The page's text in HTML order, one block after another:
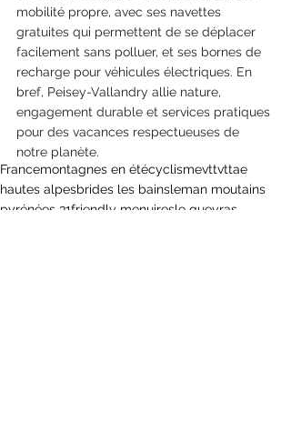
mobilité propre, avec ses navettes
gratuites qui permettent de se déplacer
facilement sans polluer, et ses bornes de
recharge pour véhicules électriques. En
bref, Peisey-Vallandry allie nature,
engagement durable et services pratiques
pour des vacances respectueuses de
notre planète.
Francemontagnes en étécyclismevttvttae
hautes alpesbrides les bainsleman moutains
pyrénées 31friendly menuiresle queyras